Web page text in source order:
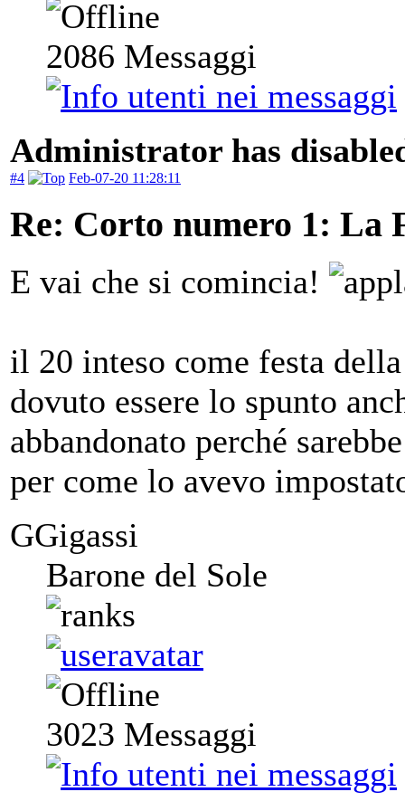
2086 Messaggi
Administrator has
#4 Feb-07-20 11:28:11
Re: Corto numero 1: La
E vai che si comincia!
il 20 inteso come festa
dovuto essere lo spunto
abbandonato perché
per come lo avevo
GGigassi
Barone del Sole
3023 Messaggi